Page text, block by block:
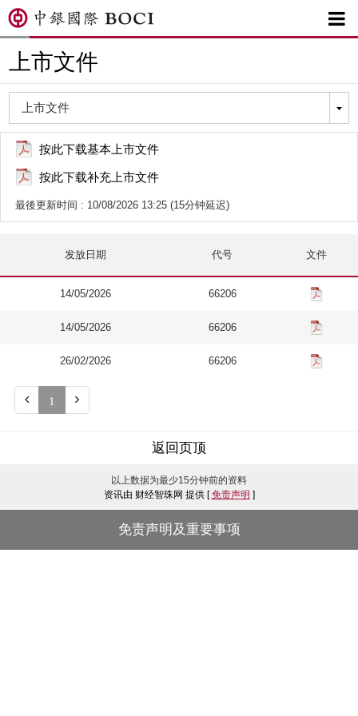

上市文件
按此下载基本上市文件
按此下载补充上市文件
最後更新时间 : 10/08/2026 13:25 (15分钟延迟)
发放日期 代号 文件
14/05/2026 66206
14/05/2026 66206
26/02/2026 66206
 1 
返回页顶
以上数据为最少15分钟前的资料
资讯由 财经智珠网 提供 [免责声明 ]
免责声明及重要事项